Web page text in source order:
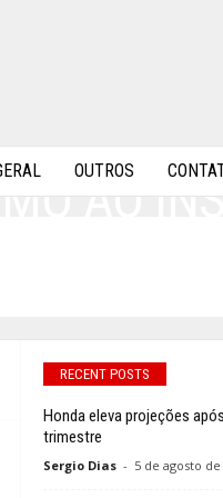
OUTROS
AO
RECENT POSTS
Honda eleva projeções
trimestre
Sergio Dias - 5 de agosto de